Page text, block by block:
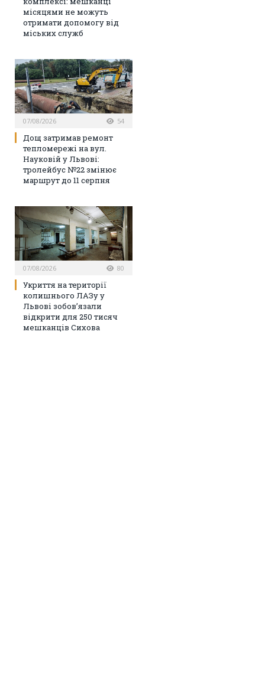
місяцями не можуть
отримати допомогу від
міських служб
07/08/2026 54
Дощ затримав ремонт
тепломережі на вул.
Науковій у Львові:
тролейбус №22 змінює
маршрут до 11 серпня
07/08/2026 80
Укриття на території
колишнього ЛАЗу у
Львові зобов’язали
відкрити для 250 тисяч
мешканців Сихова